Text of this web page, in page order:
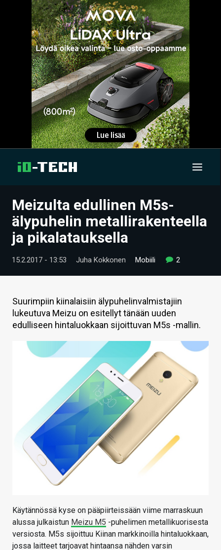
UUTISET
ARTIKKELIT
VIDEOT
TECHBBS
TIETOA
HINTA.FI
VAIHDA TEEMA
Meizulta edullinen M5s-
älypuhelin metallirakenteella
ja pikalatauksella
15.2.2017 - 13:53 Juha Kokkonen Mobiili 2
Suurimpiin kiinalaisiin älypuhelinvalmistajiin
lukeutuva Meizu on esitellyt tänään uuden
edulliseen hintaluokkaan sijoittuvan M5s -mallin.
Käytännössä kyse on pääpiirteissään viime marraskuun
alussa julkaistun Meizu M5 -puhelimen metallikuorisesta
versiosta. M5s sijoittuu Kiinan markkinoilla hintaluokkaan,
jossa laitteet tarjoavat hintaansa nähden varsin